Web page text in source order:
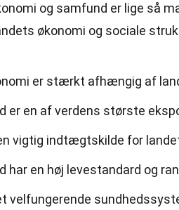
og samfund er lige så
økonomi og sociale
er stærkt afhængig af
er en af verdens største
vigtig indtægtskilde for
har en høj levestandard og
velfungerende